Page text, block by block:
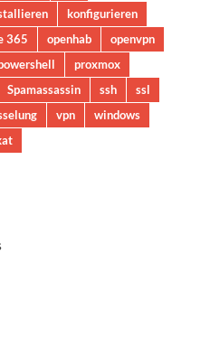
konfigurieren
365 openhab
openvpn
proxmox
Spamassassin ssh
ssl
vpn
windows